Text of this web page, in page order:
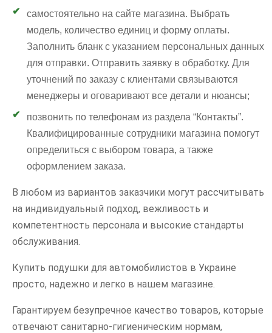
самостоятельно на сайте магазина. Выбрать
модель, количество единиц и форму оплаты.
Заполнить бланк с указанием персональных данных
для отправки. Отправить заявку в обработку. Для
уточнений по заказу с клиентами связываются
менеджеры и оговаривают все детали и нюансы;
позвонить по телефонам из раздела “Контакты”.
Квалифицированные сотрудники магазина помогут
определиться с выбором товара, а также
оформлением заказа.
В любом из вариантов заказчики могут рассчитывать
на индивидуальный подход, вежливость и
компетентность персонала и высокие стандарты
обслуживания.
Купить подушки для автомобилистов в Украине
просто, надежно и легко в нашем магазине.
Гарантируем безупречное качество товаров, которые
отвечают санитарно-гигиеническим нормам,